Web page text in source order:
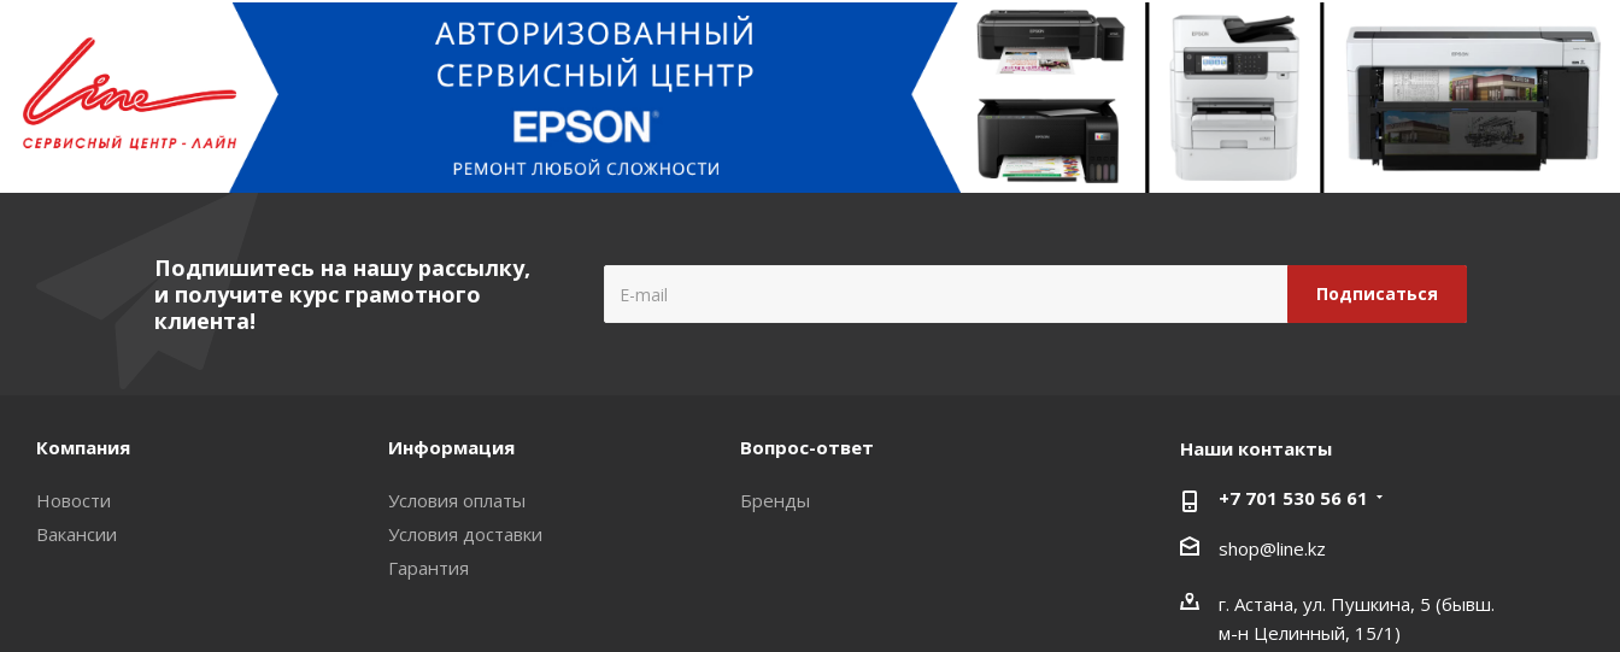
Подпишитесь на нашу рассылку,
и получите курс грамотного
клиента!
Компания
Новости
Вакансии
Информация
Условия оплаты
Условия доставки
Гарантия
Вопрос-ответ
Бренды
Наши контакты
+7 701 530 56 61
shop@line.kz
г. Астана, ул. Пушкина, 5 (бывш.
м-н Целинный, 15/1)